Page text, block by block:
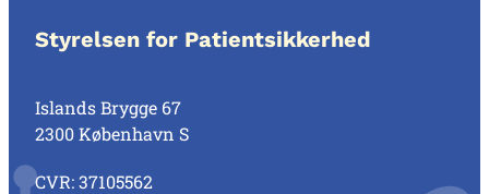
Styrelsen for Patientsikkerhed
Islands Brygge 67
2300 København S
CVR: 37105562